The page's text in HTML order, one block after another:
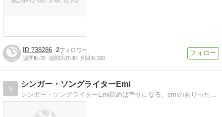
738286 2
週間IN:70 週間OUT:40 月間IN:300
5
シンガー・ソングライターEmi
シンガー・ソングライターEmi読めば幸せになる、emiのありったけ日記